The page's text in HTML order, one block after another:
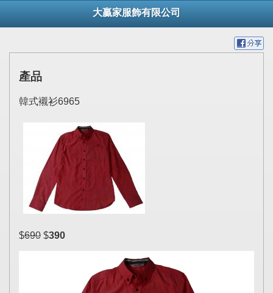
大贏家服飾有限公司
產品
韓式襯衫6965
$690 $390